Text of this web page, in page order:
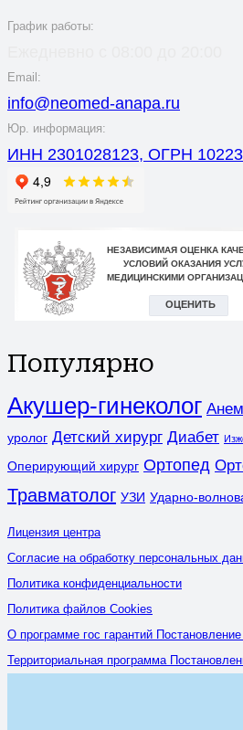
График работы:
Email:
info@neomed-anapa.ru
Юр. информация:
ИНН 2301028123, ОГРН
Популярно
Акушер-гинеколог
уролог Детский хирург Диабет
Оперирующий хирург Ортопед
Травматолог УЗИ Ударно-
Лицензия центра
Согласие на обработку персональных
Политика конфиденциальности
Политика файлов Cookies
О программе гос гарантий
Территориальная программа